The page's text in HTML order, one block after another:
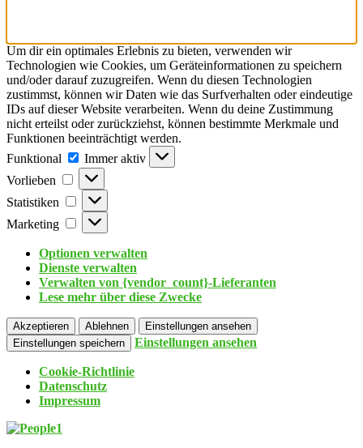
Um dir ein optimales Erlebnis zu bieten, verwenden wir
Technologien wie Cookies, um Geräteinformationen zu speichern
und/oder darauf zuzugreifen. Wenn du diesen Technologien
zustimmst, können wir Daten wie das Surfverhalten oder eindeutige
IDs auf dieser Website verarbeiten. Wenn du deine Zustimmung
nicht erteilst oder zurückziehst, können bestimmte Merkmale und
Funktionen beeinträchtigt werden.
Funktional
Immer aktiv
Vorlieben
Statistiken
Marketing
Optionen verwalten
Dienste verwalten
Verwalten von {vendor_count}-Lieferanten
Lese mehr über diese Zwecke
Akzeptieren Ablehnen
Einstellungen ansehen
Einstellungen speichern
Einstellungen ansehen
Cookie-Richtlinie
Datenschutz
Impressum